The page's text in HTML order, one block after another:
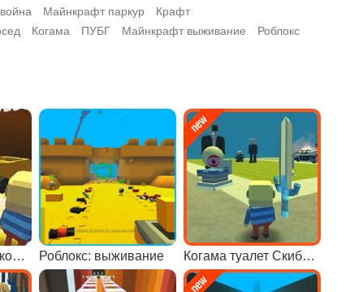
Майнкрафт паркур
Крафт
Когама ПУБГ Майнкрафт выживание
Роблокс
Когама: мир роликовых машин онлайн Роблокс: выживание Когама туалет Скибиди